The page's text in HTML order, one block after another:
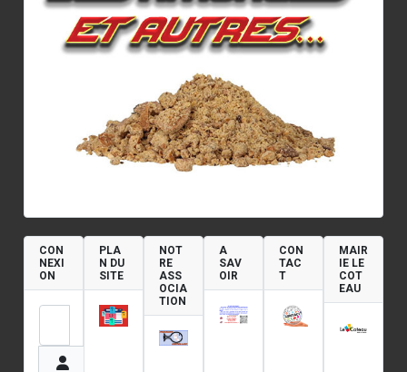
CON
NEXI
ON
Identifiant
PLA
N DU
SITE
NOT
RE
ASS
OCIA
TION
A
SAV
OIR
CON
TAC
T
MAIR
IE LE
COT
EAU